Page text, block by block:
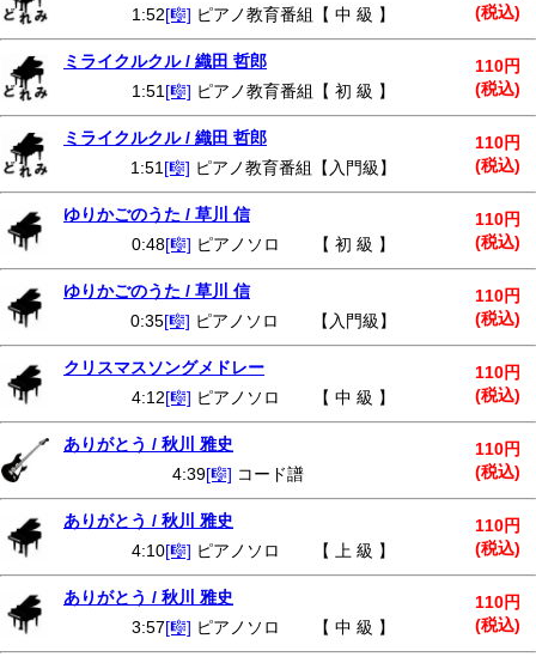
(税込)
1:52[🎼] ピアノ教育番組【 中 級 】
ミライクルクル / 織田 哲郎
110円
(税込)
1:51 [🎼] ピアノ教育番組【 初 級 】
ミライクルクル / 織田 哲郎
110円
(税込)
1:51 [🎼] ピアノ教育番組【入門級】
ゆりかごのうた / 草川 信
110円
(税込)
0:48[🎼] ピアノソロ 【 初 級 】
ゆりかごのうた / 草川 信
110円
(税込)
0:35[🎼] ピアノソロ 【入門級】
クリスマスソングメドレー
110円
(税込)
4:12[🎼] ピアノソロ 【 中 級 】
ありがとう / 秋川 雅史
110円
(税込)
4:39[🎼] コード譜
ありがとう / 秋川 雅史
110円
(税込)
4:10[🎼] ピアノソロ 【 上 級 】
ありがとう / 秋川 雅史
110円
(税込)
3:57[🎼] ピアノソロ 【 中 級 】